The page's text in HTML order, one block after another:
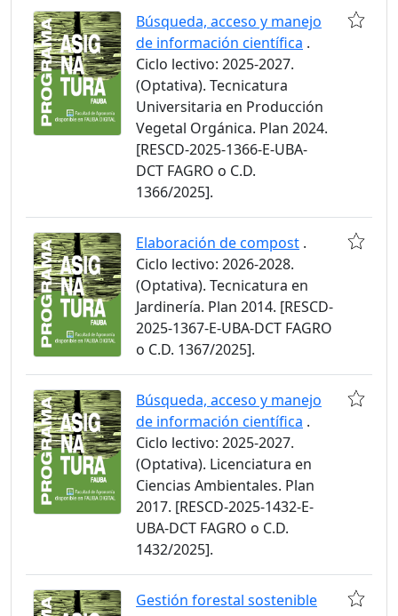
Búsqueda, acceso y manejo
de información científica .
Ciclo lectivo: 2025-2027.
(Optativa). Tecnicatura
Universitaria en Producción
Vegetal Orgánica. Plan 2024.
[RESCD-2025-1366-E-UBA-
DCT FAGRO o C.D.
1366/2025].
Elaboración de compost .
Ciclo lectivo: 2026-2028.
(Optativa). Tecnicatura en
Jardinería. Plan 2014. [RESCD-
2025-1367-E-UBA-DCT FAGRO
o C.D. 1367/2025].
Búsqueda, acceso y manejo
de información científica .
Ciclo lectivo: 2025-2027.
(Optativa). Licenciatura en
Ciencias Ambientales. Plan
2017. [RESCD-2025-1432-E-
UBA-DCT FAGRO o C.D.
1432/2025].
Gestión forestal sostenible